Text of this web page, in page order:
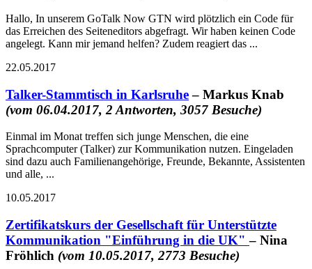
Hallo, In unserem GoTalk Now GTN wird plötzlich ein Code für
das Erreichen des Seiteneditors abgefragt. Wir haben keinen Code
angelegt. Kann mir jemand helfen? Zudem reagiert das ...
22.05.2017
Talker-Stammtisch in Karlsruhe– Markus Knab
(vom 06.04.2017, 2 Antworten, 3057 Besuche)
Einmal im Monat treffen sich junge Menschen, die eine
Sprachcomputer (Talker) zur Kommunikation nutzen. Eingeladen
sind dazu auch Familienangehörige, Freunde, Bekannte, Assistenten
und alle, ...
10.05.2017
Zertifikatskurs der Gesellschaft für Unterstützte
Kommunikation "Einführung in die UK"– Nina
Fröhlich (vom 10.05.2017, 2773 Besuche)